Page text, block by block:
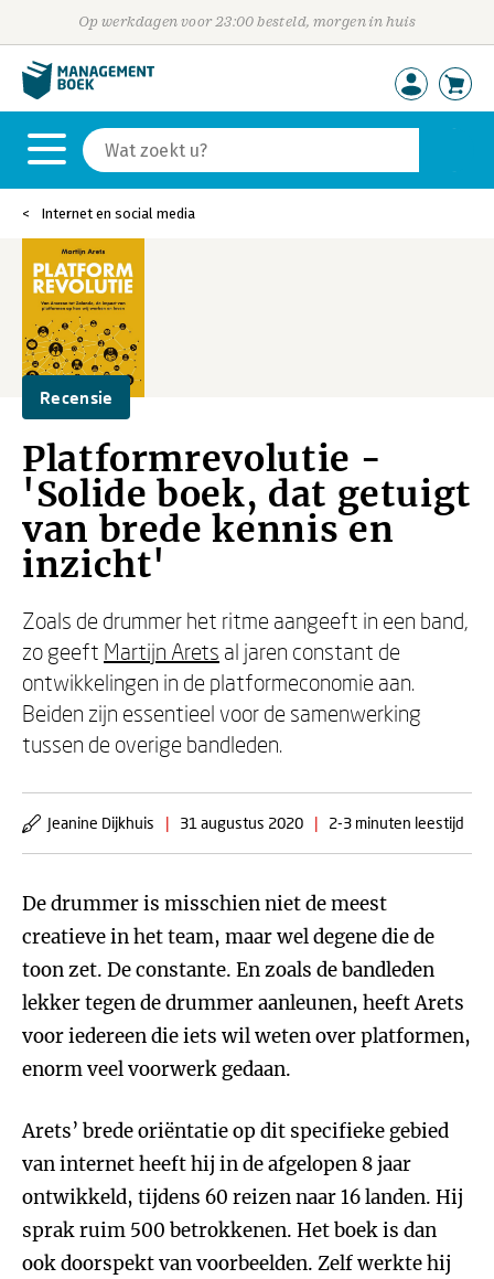
Op werkdagen voor 23:00 besteld, morgen in huis
Internet en social media
Recensie
Platformrevolutie -
'Solide boek, dat getuigt
van brede kennis en
inzicht'
Zoals de drummer het ritme aangeeft in een band,
zo geeft Martijn Arets al jaren constant de
ontwikkelingen in de platformeconomie aan.
Beiden zijn essentieel voor de samenwerking
tussen de overige bandleden.
Jeanine Dijkhuis | 31 augustus 2020 | 2-3 minuten leestijd
De drummer is misschien niet de meest
creatieve in het team, maar wel degene die de
toon zet. De constante. En zoals de bandleden
lekker tegen de drummer aanleunen, heeft Arets
voor iedereen die iets wil weten over platformen,
enorm veel voorwerk gedaan.
Arets’ brede oriëntatie op dit specifieke gebied
van internet heeft hij in de afgelopen 8 jaar
ontwikkeld, tijdens 60 reizen naar 16 landen. Hij
sprak ruim 500 betrokkenen. Het boek is dan
ook doorspekt van voorbeelden. Zelf werkte hij